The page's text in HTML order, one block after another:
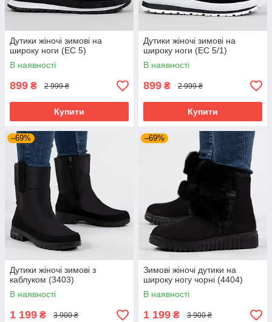
Дутики жіночі зимові на
широку ноги (ЕС 5)
В наявності
899 ₴ 2 999 ₴
Купити
Дутики жіночі зимові на
широку ноги (ЕС 5/1)
В наявності
899 ₴ 2 999 ₴
Купити
–69%
Дутики жіночі зимові з
каблуком (3403)
В наявності
1 199 ₴ 3 900 ₴
–69%
Зимові жіночі дутики на
широку ногу чорні (4404)
В наявності
1 199 ₴ 3 900 ₴